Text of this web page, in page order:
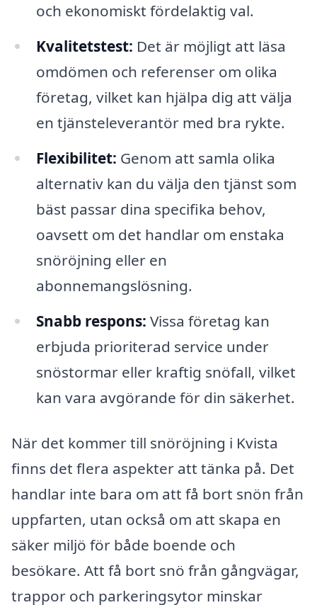
och ekonomiskt fördelaktig val.
Kvalitetstest: Det är möjligt att läsa
omdömen och referenser om olika
företag, vilket kan hjälpa dig att välja
en tjänsteleverantör med bra rykte.
Flexibilitet: Genom att samla olika
alternativ kan du välja den tjänst som
bäst passar dina specifika behov,
oavsett om det handlar om enstaka
snöröjning eller en
abonnemangslösning.
Snabb respons: Vissa företag kan
erbjuda prioriterad service under
snöstormar eller kraftig snöfall, vilket
kan vara avgörande för din säkerhet.
När det kommer till snöröjning i Kvista
finns det flera aspekter att tänka på. Det
handlar inte bara om att få bort snön från
uppfarten, utan också om att skapa en
säker miljö för både boende och
besökare. Att få bort snö från gångvägar,
trappor och parkeringsytor minskar